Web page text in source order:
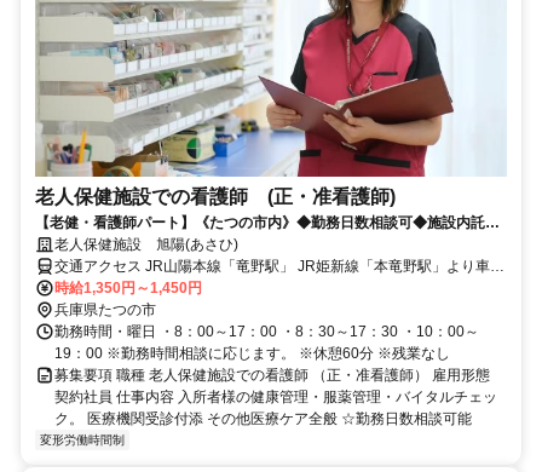
老人保健施設での看護師 (正・准看護師)
【老健・看護師パート】《たつの市内》◆勤務日数相談可◆施設内託児
所完備
老人保健施設 旭陽(あさひ)
交通アクセス JR山陽本線「竜野駅」 JR姫新線「本竜野駅」より車で
10分
時給1,350円～1,450円
兵庫県たつの市
勤務時間・曜日 ・8：00～17：00 ・8：30～17：30 ・10：00～
19：00 ※勤務時間相談に応じます。 ※休憩60分 ※残業なし
募集要項 職種 老人保健施設での看護師 （正・准看護師） 雇用形態
契約社員 仕事内容 入所者様の健康管理・服薬管理・バイタルチェッ
ク。 医療機関受診付添 その他医療ケア全般 ☆勤務日数相談可能
変形労働時間制